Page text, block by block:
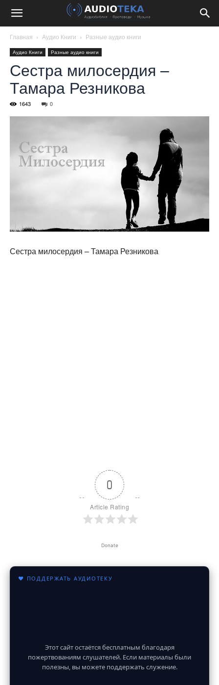
Главная Аудио Книги Разные аудио книги
Аудио Книги Разные аудио книги
Сестра милосердия –
Тамара Резникова
1643 0
Сестра милосердия – Тамара Резникова
0
Article Rating
Donate
♥ ПОДДЕРЖАТЬ АУДИОТЕКУ
Этот сайт остаётся бесплатным благодаря
пожертвованиям слушателей. Если материалы были
полезны, вы можете поддержать служение.